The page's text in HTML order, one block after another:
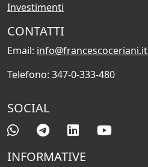
Investimenti
CONTATTI
Email: info@francescoceriani.it
Telefono: 347-0-333-480
SOCIAL
INFORMATIVE